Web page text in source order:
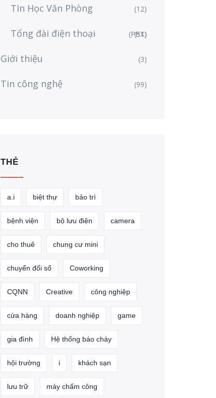
TIn Học Văn Phòng (12)
Tổng đài điện thoại (PBX)
(51)
Giới thiệu (3)
Tin công nghệ (99)
THẺ
a.i biệt thự bảo trì
bệnh viện bộ lưu điện camera
cho thuê chung cư mini
chuyển đổi số Coworking
CQNN Creative công nghiệp
cửa hàng doanh nghiệp game
gia đình Hệ thống báo cháy
hội trường i khách sạn
lưu trữ máy chấm công